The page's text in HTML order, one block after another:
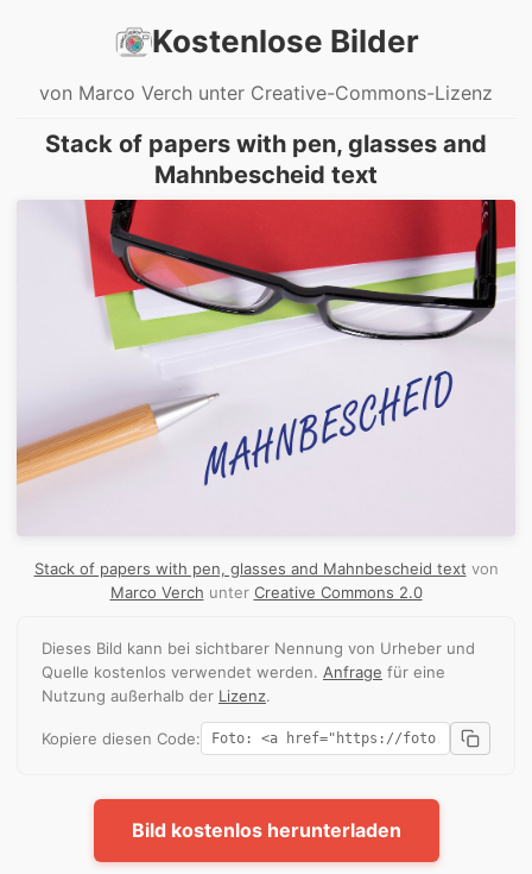
Kostenlose Bilder
von Marco Verch unter Creative-Commons-Lizenz
Stack of papers with pen, glasses and
Mahnbescheid text
Stack of papers with pen, glasses and Mahnbescheid text von
Marco Verch unter Creative Commons 2.0
Dieses Bild kann bei sichtbarer Nennung von Urheber und
Quelle kostenlos verwendet werden. Anfrage für eine
Nutzung außerhalb der Lizenz.
Kopiere diesen Code:
Bild kostenlos herunterladen